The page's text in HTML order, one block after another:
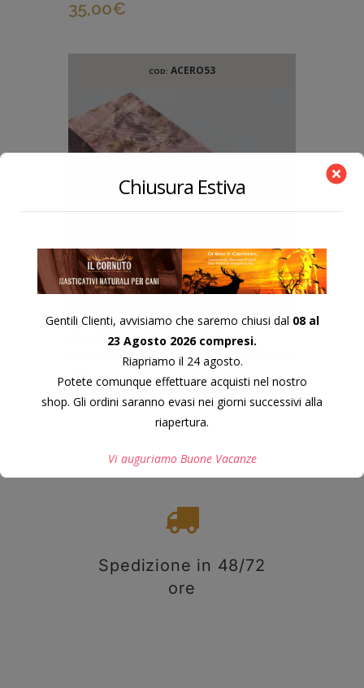
35,00€
COD: ACERO53
BLOCCHETTO IN RADICA DI
ACERO STABILIZZATO 125X42X26
MM.
35,00€
Spedizione in 48/72
ore
Chiusura Estiva
Gentili Clienti, avvisiamo che saremo chiusi dal 08 al
23 Agosto 2026 compresi.
Riapriamo il 24 agosto.
Potete comunque effettuare acquisti nel nostro
shop. Gli ordini saranno evasi nei giorni successivi alla
riapertura.
Vi auguriamo Buone Vacanze
Questo si chiuderà in